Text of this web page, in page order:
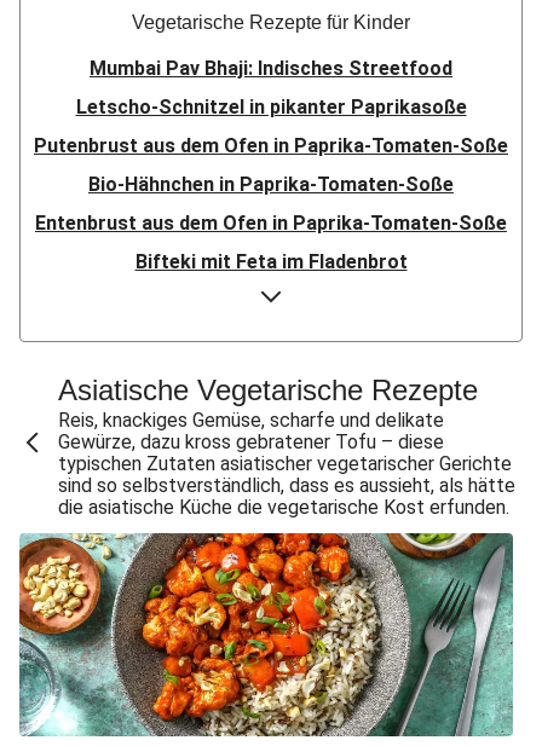
Vegetarische Rezepte für Kinder
Mumbai Pav Bhaji: Indisches Streetfood
Letscho-Schnitzel in pikanter Paprikasoße
Putenbrust aus dem Ofen in Paprika-Tomaten-Soße
Bio-Hähnchen in Paprika-Tomaten-Soße
Entenbrust aus dem Ofen in Paprika-Tomaten-Soße
Bifteki mit Feta im Fladenbrot
Doppelt Putenbrust aus dem Ofen
Bio-Hähnchen in Paprika-Tomaten-Soße
Speckknödel auf warmem Krautsalat
Crispy Chicken & Pommes aus dem Air-Fryer
Doppelt Chicken & Pommes aus dem Air-Fryer
Bio-Rindersteak in dunkler Zwiebelsoße
Knödel mit doppelt Bacon auf warmem Krautsalat
Gewürzte Aubergine mit Bulgur
Doppelt Lammhack-Köfte mit Dilldip
Crispy Schweinesteak & Pommes aus dem Air-Fryer
Bio-Schweinemedaillons in dunkler Zwiebelsoße
Klassisches Gulasch mit doppelt Schweinefilet
Asiatische Vegetarische Rezepte
Reis, knackiges Gemüse, scharfe und delikate
Gewürze, dazu kross gebratener Tofu – diese
typischen Zutaten asiatischer vegetarischer Gerichte
sind so selbstverständlich, dass es aussieht, als hätte
die asiatische Küche die vegetarische Kost erfunden.